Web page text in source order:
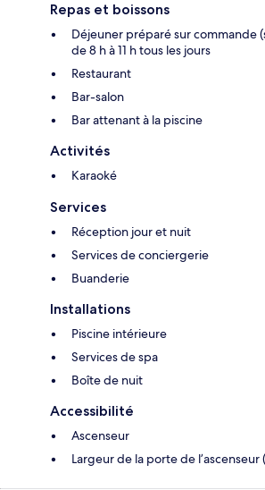
Repas et boissons
Déjeuner préparé sur commande
de 8 h à 11 h tous les jours
Restaurant
Bar-salon
Bar attenant à la piscine
Activités
Karaoké
Services
Réception jour et nuit
Services de conciergerie
Buanderie
Installations
Piscine intérieure
Services de spa
Boîte de nuit
Accessibilité
Ascenseur
Largeur de la porte de